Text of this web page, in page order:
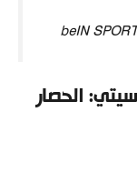
الحصار